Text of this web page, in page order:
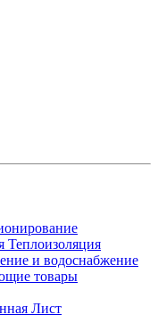
Теплоизоляция
и водоснабжение
товары
Лист